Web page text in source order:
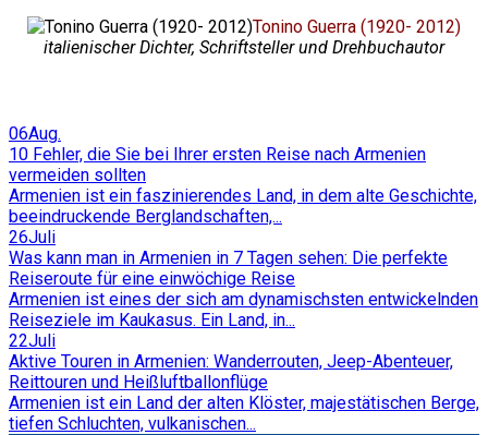
Tonino Guerra (1920- 2012)
italienischer Dichter, Schriftsteller und Drehbuchautor
06Aug.
10 Fehler, die Sie bei Ihrer ersten Reise nach Armenien
vermeiden sollten
Armenien ist ein faszinierendes Land, in dem alte Geschichte,
beeindruckende Berglandschaften,...
26Juli
Was kann man in Armenien in 7 Tagen sehen: Die perfekte
Reiseroute für eine einwöchige Reise
Armenien ist eines der sich am dynamischsten entwickelnden
Reiseziele im Kaukasus. Ein Land, in...
22Juli
Aktive Touren in Armenien: Wanderrouten, Jeep-Abenteuer,
Reittouren und Heißluftballonflüge
Armenien ist ein Land der alten Klöster, majestätischen Berge,
tiefen Schluchten, vulkanischen...